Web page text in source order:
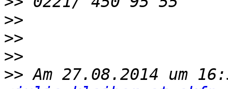
>>
>>
>>
>> Am 27.08.2014 um